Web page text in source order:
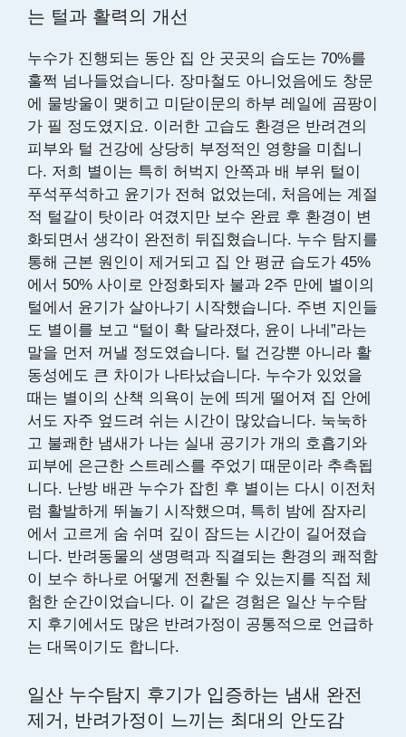
는 털과 활력의 개선
누수가 진행되는 동안 집 안 곳곳의 습도는 70%를
훌쩍 넘나들었습니다. 장마철도 아니었음에도 창문
에 물방울이 맺히고 미닫이문의 하부 레일에 곰팡이
가 필 정도였지요. 이러한 고습도 환경은 반려견의
피부와 털 건강에 상당히 부정적인 영향을 미칩니
다. 저희 별이는 특히 허벅지 안쪽과 배 부위 털이
푸석푸석하고 윤기가 전혀 없었는데, 처음에는 계절
적 털갈이 탓이라 여겼지만 보수 완료 후 환경이 변
화되면서 생각이 완전히 뒤집혔습니다. 누수 탐지를
통해 근본 원인이 제거되고 집 안 평균 습도가 45%
에서 50% 사이로 안정화되자 불과 2주 만에 별이의
털에서 윤기가 살아나기 시작했습니다. 주변 지인들
도 별이를 보고 “털이 확 달라졌다, 윤이 나네”라는
말을 먼저 꺼낼 정도였습니다. 털 건강뿐 아니라 활
동성에도 큰 차이가 나타났습니다. 누수가 있었을
때는 별이의 산책 의욕이 눈에 띄게 떨어져 집 안에
서도 자주 엎드려 쉬는 시간이 많았습니다. 눅눅하
고 불쾌한 냄새가 나는 실내 공기가 개의 호흡기와
피부에 은근한 스트레스를 주었기 때문이라 추측됩
니다. 난방 배관 누수가 잡힌 후 별이는 다시 이전처
럼 활발하게 뛰놀기 시작했으며, 특히 밤에 잠자리
에서 고르게 숨 쉬며 깊이 잠드는 시간이 길어졌습
니다. 반려동물의 생명력과 직결되는 환경의 쾌적함
이 보수 하나로 어떻게 전환될 수 있는지를 직접 체
험한 순간이었습니다. 이 같은 경험은 일산 누수탐
지 후기에서도 많은 반려가정이 공통적으로 언급하
는 대목이기도 합니다.
일산 누수탐지 후기가 입증하는 냄새 완전
제거, 반려가정이 느끼는 최대의 안도감